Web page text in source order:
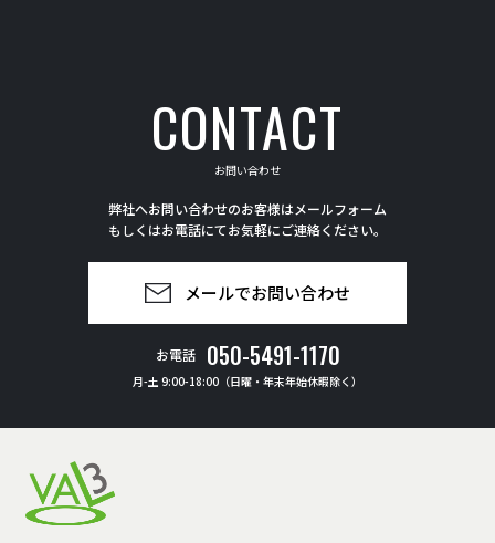
CONTACT
お問い合わせ
弊社へお問い合わせのお客様はメールフォーム
もしくはお電話にてお気軽にご連絡ください。
メールでお問い合わせ
お電話 050-5491-1170
月-土 9:00-18:00（日曜・年末年始休暇除く）